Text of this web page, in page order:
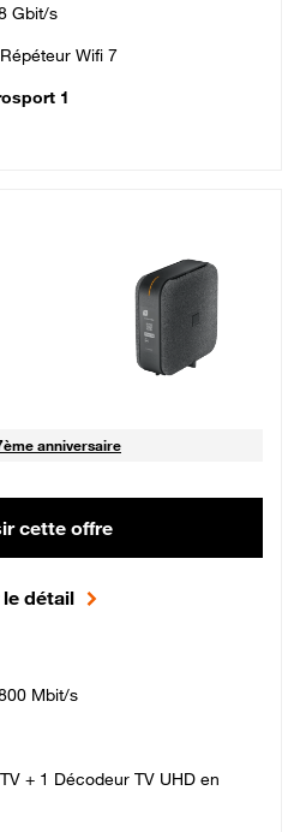
Gbit/s
Wifi 7
1
puis 49,99 € par mois, Sans engagement
anniversaire
cette offre
le détail
Mbit/s
+ 1 Décodeur TV UHD en